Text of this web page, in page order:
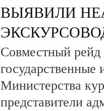
ВЫЯВИЛИ
Совместный рейд
государственные
Министерства
представители